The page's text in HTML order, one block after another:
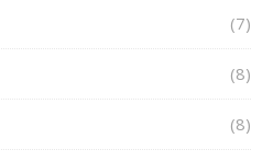
(7)
(8)
(8)